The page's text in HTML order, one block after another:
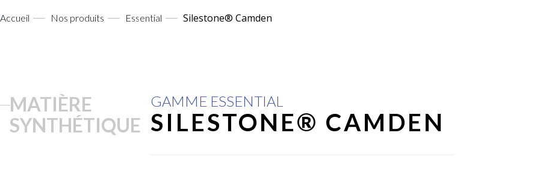
Accueil Nos produits Essential Silestone® Camden
MATIÈRE
SYNTHÉTIQUE
GAMME ESSENTIAL
SILESTONE® CAMDEN